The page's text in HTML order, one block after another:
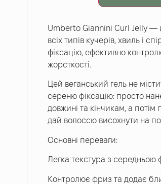
Umberto Giannini Curl Jelly —
всіх типів кучерів, хвиль і
фіксацію, ефективно
жорсткості.
Цей веганський гель не
сереню фіксацію: просто
довжині та кінчикам, а
дай волоссю висохнути на
Основні переваги:
Легка текстура з середньою
Контролює фриз та додає